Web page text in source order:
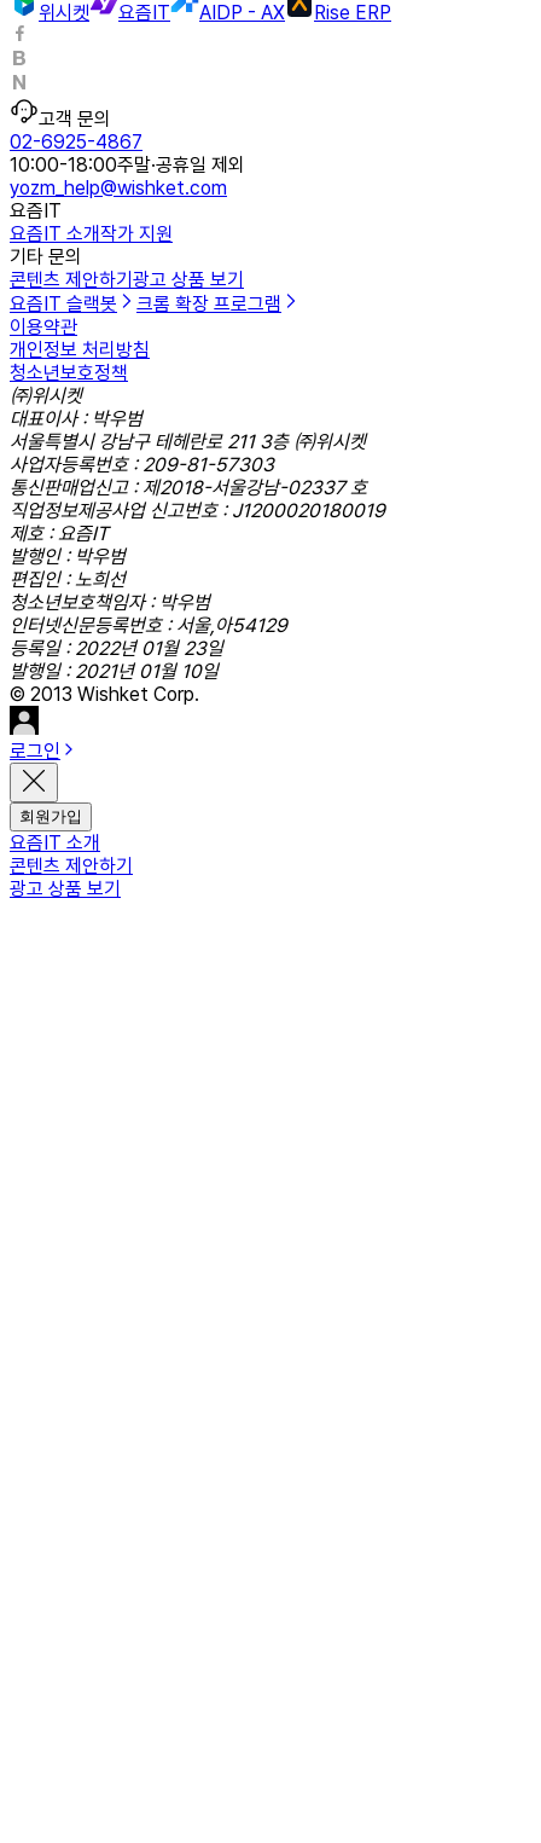
위시켓
요즘IT AIDP - AX Rise ERP
고객 문의
02-6925-4867
10:00-18:00주말·공휴일 제외
yozm_help@wishket.com
요즘IT
요즘IT 소개작가 지원
기타 문의
콘텐츠 제안하기광고 상품 보기
요즘IT 슬랙봇
크롬 확장 프로그램
이용약관
개인정보 처리방침
청소년보호정책
㈜위시켓
대표이사 : 박우범
서울특별시 강남구 테헤란로 211 3층 ㈜위시켓
사업자등록번호 : 209-81-57303
통신판매업신고 : 제2018-서울강남-02337 호
직업정보제공사업 신고번호 : J1200020180019
제호 : 요즘IT
발행인 : 박우범
편집인 : 노희선
청소년보호책임자 : 박우범
인터넷신문등록번호 : 서울,아54129
등록일 : 2022년 01월 23일
발행일 : 2021년 01월 10일
© 2013 Wishket Corp.
로그인
회원가입
요즘IT 소개
콘텐츠 제안하기
광고 상품 보기